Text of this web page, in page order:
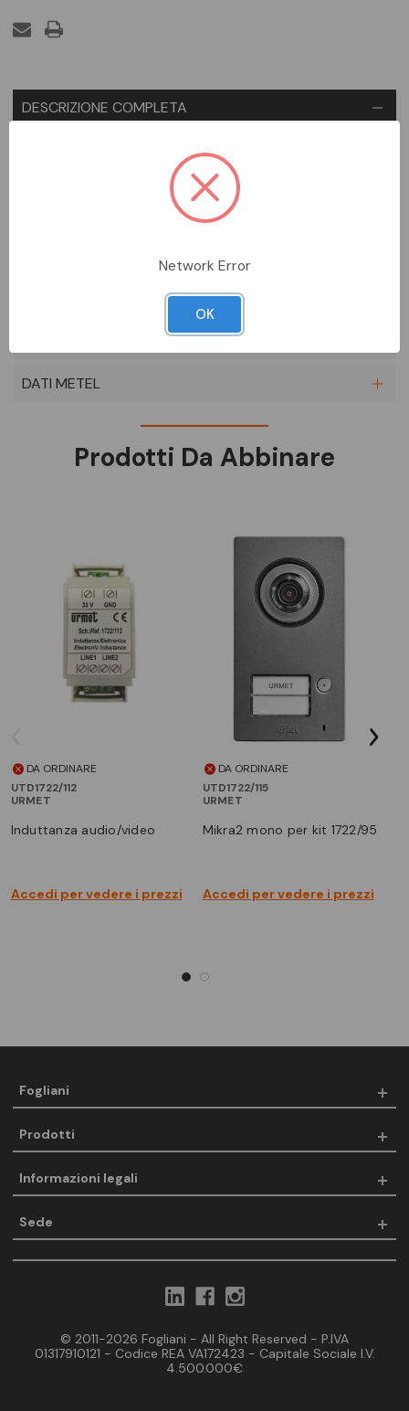
DESCRIZIONE COMPLETA
monofamiliare video, Mikra2, per kit 1722 - n.1 cod. 1722/88 -
Videocitofono vivavoce Mìro 4,3" soft touch, supplementare
per kit 2 fili gamma 1722 - n.1 cod. 1722/21 - Alimentatore per
sistema 2 fili - n.1 cod. 1722/112 - Induttanza audio/video, per kit
contemporanea e di avere l'intercomunicante tra videocitofoni
DATI METEL
Prodotti Da Abbinare
DA ORDINARE
UTD1722/112
URMET
induttanza audio/video
Accedi per vedere i prezzi
DA ORDINARE
UTD1722/115
URMET
mikra2 mono per kit 1722/95
Accedi per vedere i prezzi
Fogliani
Prodotti
Informazioni legali
Sede
© 2011-2026 Fogliani - All Right Reserved - P.IVA
01317910121 - Codice REA VA172423 - Capitale Sociale I.V.
4.500.000€
Network Error
OK